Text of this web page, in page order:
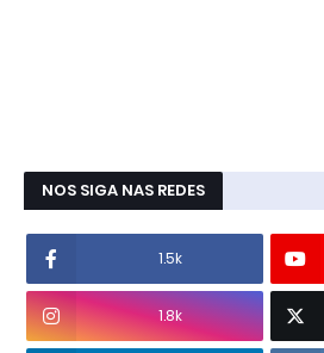
NOS SIGA NAS REDES
1.5k
1.8k